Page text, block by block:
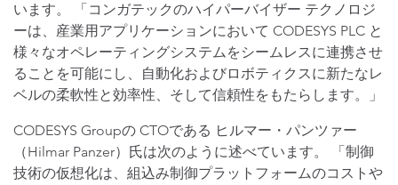
います。 「コンガテックのハイパーバイザー テクノロジ
ーは、産業用アプリケーションにおいて CODESYS PLC と
様々なオペレーティングシステムをシームレスに連携させ
ることを可能にし、自動化およびロボティクスに新たなレ
ベルの柔軟性と効率性、そして信頼性をもたらします。」
CODESYS Groupの CTOである ヒルマー・パンツァー
（Hilmar Panzer）氏は次のように述べています。 「制御
技術の仮想化は、組込み制御プラットフォームのコストや